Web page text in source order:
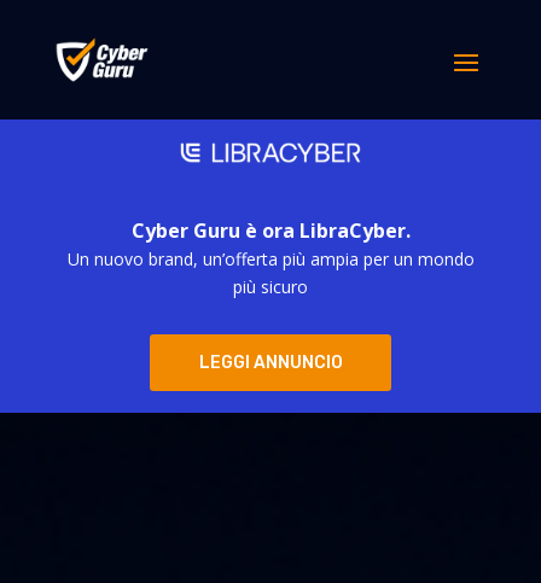
Cyber Guru è ora LibraCyber.
Un nuovo brand, un’offerta più ampia per un mondo
più sicuro
LEGGI ANNUNCIO